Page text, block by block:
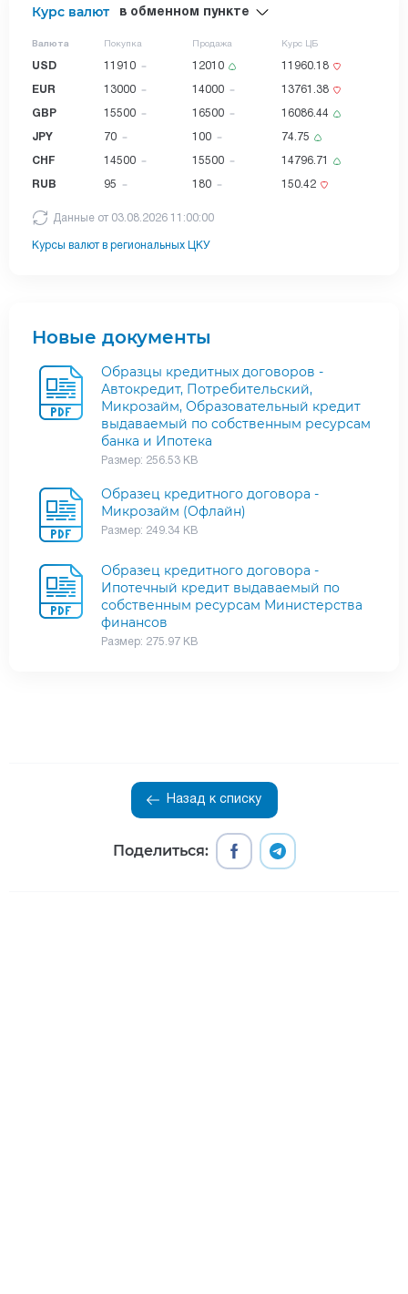
Курс валют в обменном пункте
Валюта Покупка Продажа Курс ЦБ
USD 11910 12010 11960.18
EUR 13000 14000 13761.38
GBP 15500 16500 16086.44
JPY 70 100 74.75
CHF 14500 15500 14796.71
RUB 95 180 150.42
Данные от 03.08.2026 11:00:00
Курсы валют в региональных ЦКУ
Новые документы
Образцы кредитных договоров -
Автокредит, Потребительский,
Микрозайм, Образовательный кредит
выдаваемый по собственным ресурсам
банка и Ипотека
Размер: 256.53 KB
Образец кредитного договора -
Микрозайм (Офлайн)
Размер: 249.34 KB
Образец кредитного договора -
Ипотечный кредит выдаваемый по
собственным ресурсам Министерства
финансов
Размер: 275.97 KB
Назад к списку
Поделиться: